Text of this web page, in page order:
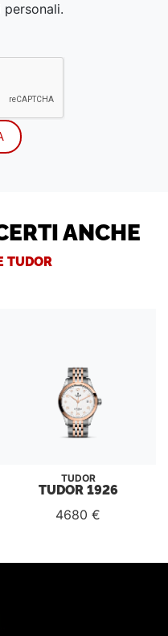
ANCHE
TUDOR
TUDOR
TUDOR 1926
4680 €